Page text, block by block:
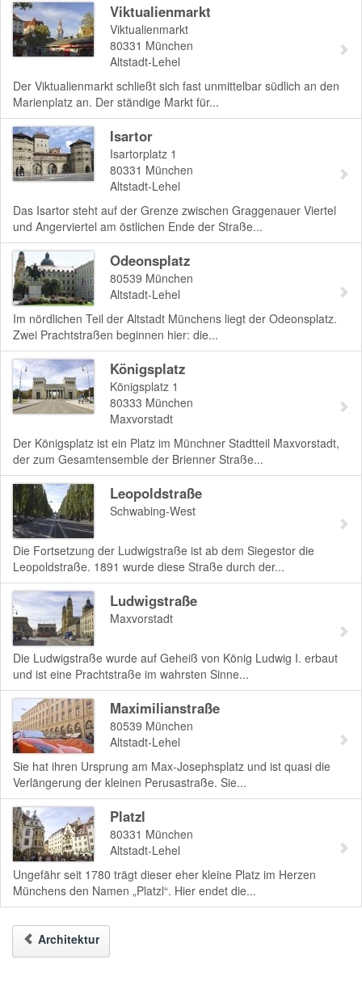
Viktualienmarkt
Viktualienmarkt
80331 München
Altstadt-Lehel
Der Viktualienmarkt schließt sich fast unmittelbar südlich an den
Marienplatz an. Der ständige Markt für...
Isartor
Isartorplatz 1
80331 München
Altstadt-Lehel
Das Isartor steht auf der Grenze zwischen Graggenauer Viertel
und Angerviertel am östlichen Ende der Straße...
Odeonsplatz
80539 München
Altstadt-Lehel
Im nördlichen Teil der Altstadt Münchens liegt der Odeonsplatz.
Zwei Prachtstraßen beginnen hier: die...
Königsplatz
Königsplatz 1
80333 München
Maxvorstadt
Der Königsplatz ist ein Platz im Münchner Stadtteil Maxvorstadt,
der zum Gesamtensemble der Brienner Straße...
Leopoldstraße
Schwabing-West
Die Fortsetzung der Ludwigstraße ist ab dem Siegestor die
Leopoldstraße. 1891 wurde diese Straße durch der...
Ludwigstraße
Maxvorstadt
Die Ludwigstraße wurde auf Geheiß von König Ludwig I. erbaut
und ist eine Prachtstraße im wahrsten Sinne...
Maximilianstraße
80539 München
Altstadt-Lehel
Sie hat ihren Ursprung am Max-Josephsplatz und ist quasi die
Verlängerung der kleinen Perusastraße. Sie...
Platzl
80331 München
Altstadt-Lehel
Ungefähr seit 1780 trägt dieser eher kleine Platz im Herzen
Münchens den Namen „Platzl“. Hier endet die...
Architektur